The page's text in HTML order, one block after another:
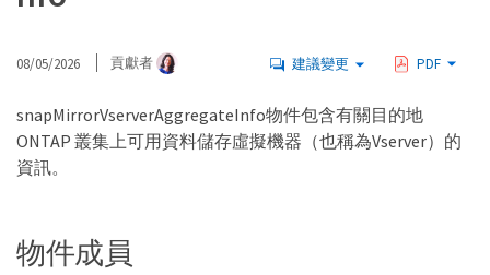
08/05/2026 貢獻者 建議變更 PDF
snapMirrorVserverAggregateInfo物件包含有關目的地
ONTAP 叢集上可用資料儲存虛擬機器（也稱為Vserver）的
資訊。
物件成員